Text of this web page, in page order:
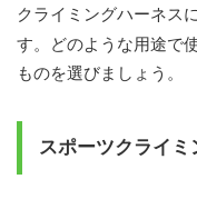
クライミングハーネス
す。どのような用途で
ものを選びましょう。
スポーツクライ